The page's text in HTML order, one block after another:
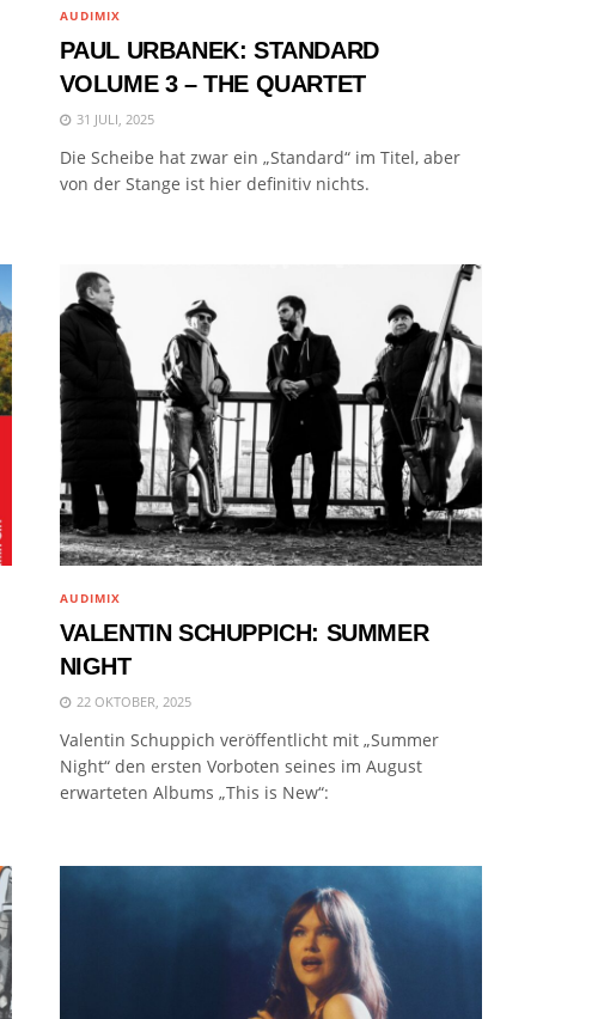
AUDIMIX
PAUL URBANEK: STANDARD
VOLUME 3 – THE QUARTET
31 JULI, 2025
Die Scheibe hat zwar ein „Standard“ im Titel, aber
von der Stange ist hier definitiv nichts.
AUDIMIX
VALENTIN SCHUPPICH: SUMMER
NIGHT
22 OKTOBER, 2025
Valentin Schuppich veröffentlicht mit „Summer
Night“ den ersten Vorboten seines im August
erwarteten Albums „This is New“: